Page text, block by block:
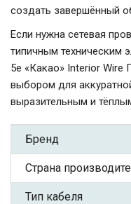
создать завершённый
Если нужна сетевая
типичным техническим
5e «Какао» Interior
выбором для
выразительным и
Бренд
Страна
Тип кабеля